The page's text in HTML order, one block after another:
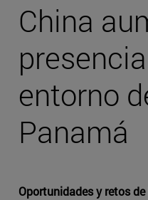
China
entorno
Panamá
Oportunidades y retos